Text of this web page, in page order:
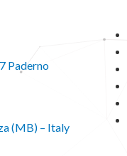
Paderno
(MB) – Italy